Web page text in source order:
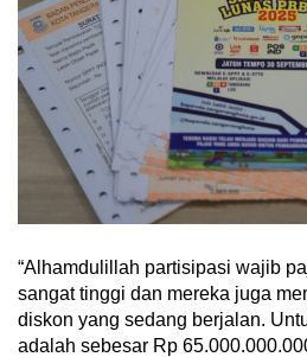
“Alhamdulillah partisipasi wajib
sangat tinggi dan mereka juga
diskon yang sedang berjalan.
adalah sebesar Rp